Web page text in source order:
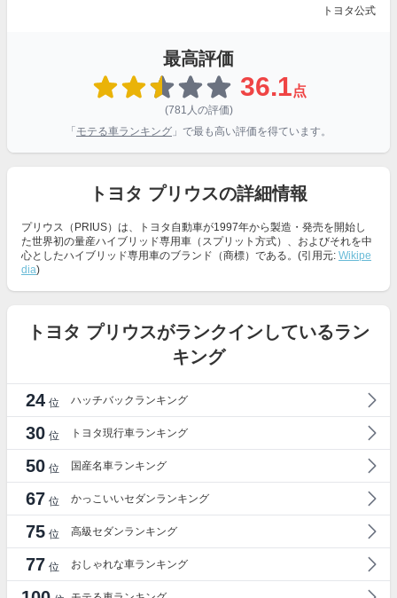
トヨタ公式
最高評価
36.1点
(781人の評価)
「 モテる車ランキング 」で最も高い評価を得ています。
トヨタ プリウスの詳細情報
プリウス（PRIUS）は、トヨタ自動車が1997年から製造・発売を開始し
た世界初の量産ハイブリッド専用車（スプリット方式）、およびそれを中
心としたハイブリッド専用車のブランド（商標）である。(引用元: Wikipe
dia)
トヨタ プリウスがランクインしているラン
キング
24 位 ハッチバックランキング
30 位 トヨタ現行車ランキング
50 位 国産名車ランキング
67 位 かっこいいセダンランキング
75 位 高級セダンランキング
77 位 おしゃれな車ランキング